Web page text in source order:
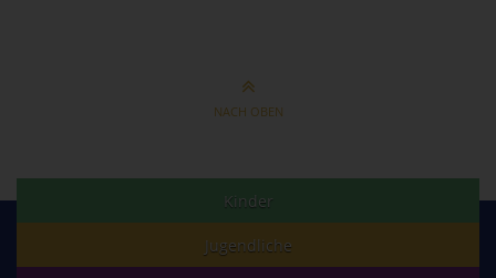
NACH OBEN
Kinder
Jugendliche